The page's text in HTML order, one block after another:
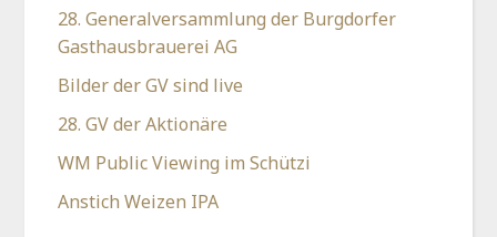
28. Generalversammlung der Burgdorfer
Gasthausbrauerei AG
Bilder der GV sind live
28. GV der Aktionäre
WM Public Viewing im Schützi
Anstich Weizen IPA